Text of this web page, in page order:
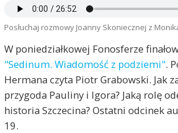
Posłuchaj rozmowy Joanny Skoniecznej z
W poniedziałkowej Fonosferze
"Sedinum. Wiadomość z podziemi".
Hermana czyta Piotr Grabowski. Jak
przygoda Pauliny i Igora? Jaką rolę
historia Szczecina? Ostatni odcinek
19.